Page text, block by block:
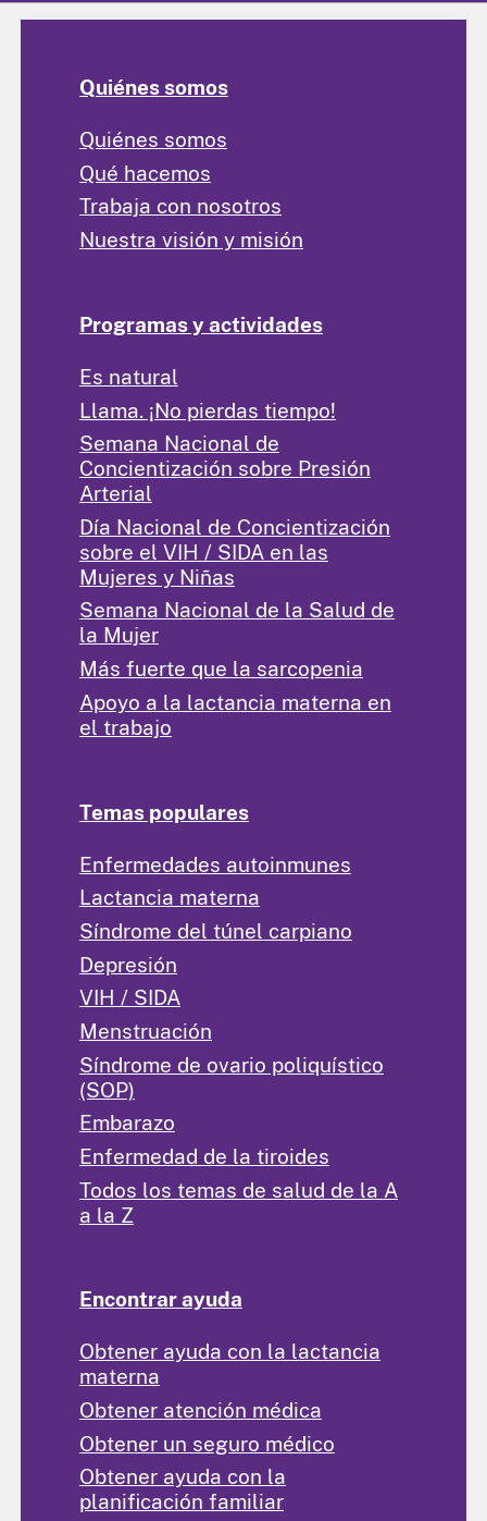
Quiénes somos
Quiénes somos
Qué hacemos
Trabaja con nosotros
Nuestra visión y misión
Programas y actividades
Es natural
Llama. ¡No pierdas tiempo!
Semana Nacional de
Concientización sobre Presión
Arterial
Día Nacional de Concientización
sobre el VIH / SIDA en las
Mujeres y Niñas
Semana Nacional de la Salud de
la Mujer
Más fuerte que la sarcopenia
Apoyo a la lactancia materna en
el trabajo
Temas populares
Enfermedades autoinmunes
Lactancia materna
Síndrome del túnel carpiano
Depresión
VIH / SIDA
Menstruación
Síndrome de ovario poliquístico
(SOP)
Embarazo
Enfermedad de la tiroides
Todos los temas de salud de la A
a la Z
Encontrar ayuda
Obtener ayuda con la lactancia
materna
Obtener atención médica
Obtener un seguro médico
Obtener ayuda con la
planificación familiar